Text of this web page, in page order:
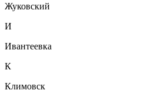
Жуковский
И
Ивантеевка
К
Климовск